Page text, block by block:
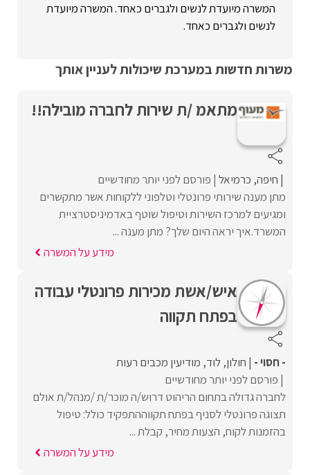
המשרה מיועדת לנשים ולגברים כאחד. המשרה מיועדת
לנשים ולגברים כאחד.
משרות חדשות במערכת שיכולות לעניין אותך
מתאמ /ת שירות לחברה מובילה!!
חיפה כרמיאל פורסם לפני יותר מחודשיים
מתן מענה שירותי פרונטלי וטלפוני ללקוחות אשר מתקשרים
ומגיעים למרכז השירות וטיפול שוטף באדמיניסטרציית
המשרד.איך יראה היום שלך? מתן מענה ...
מידע על המשרה
איש/אשת מכירות פרונטלי עבודה
בפתח תקווה
- חסוי - חולון לוד מודיעין מכבים רעות
פורסם לפני יותר מחודשיים
לחברה גדולה בתחום הריהוט דרוש/ה מוכר/ת /מנהל/ת אולם
תצוגה פרונטלי לסניף בפתח תקווההתפקיד כולל: טיפול
בהזמנות לקוח, הצעות מחיר, קבלת ...
מידע על המשרה